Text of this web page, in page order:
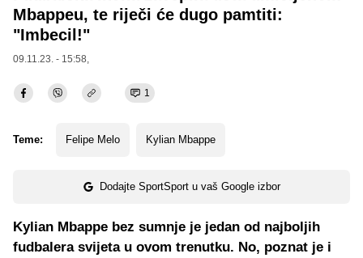
Mbappeu, te riječi će dugo pamtiti:
"Imbecil!"
09.11.23. - 15:58,
1
Teme: Felipe Melo Kylian Mbappe
Dodajte SportSport u vaš Google izbor
Kylian Mbappe bez sumnje je jedan od najboljih
fudbalera svijeta u ovom trenutku. No, poznat je i